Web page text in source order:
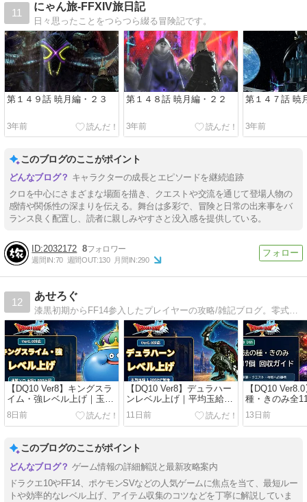
11
にゃん旅-FFXIV旅日記
日々思ったことをつらつら綴る冒険記です。
第１４９話 暁月編・２３
3年前
第１４８話 暁月編・２２
3年前
第１４７話 暁
3年前
このブログのここがポイント
キャラクターの成長とエピソードを継続追跡
クロを中心にさまざまな場面を描き、クエストや交流を通じて登場人物の
感情や関係性の深まりを伝える。舞台は多彩で、冒険と日常の出来事をバ
ランス良く配置し、読者に親しみやすさと没入感を提供している。
2032172 8
週間IN:70 週間OUT:130 月間IN:290
12
あせろぐ
漆黒初期からFF14参入したプレイヤーの攻略/雑記ブログ。零式等のバトルコンテンツ系解説記事を中心に、実践記録を後発プレイヤー向けにまとめています。
【DQ10 Ver8】キングスラ
イム・強レベル上げ｜玉給
1227万Pの装備と手順
8日前
【DQ10 Ver8】デュラハー
ンレベル上げ｜平均玉給
1200万P
11日前
【DQ10
種・きのみ全
13日前
このブログのここがポイント
ゲーム情報の詳細解説と最新攻略案内
ドラクエ10やFF14、ポケモンSVなどの人気ゲームに焦点を当て、最短ルー
トや効率的なレベル上げ、アイテム収集のコツなどを丁寧に解説していま